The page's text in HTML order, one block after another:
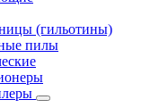
(гильотины)
пилы